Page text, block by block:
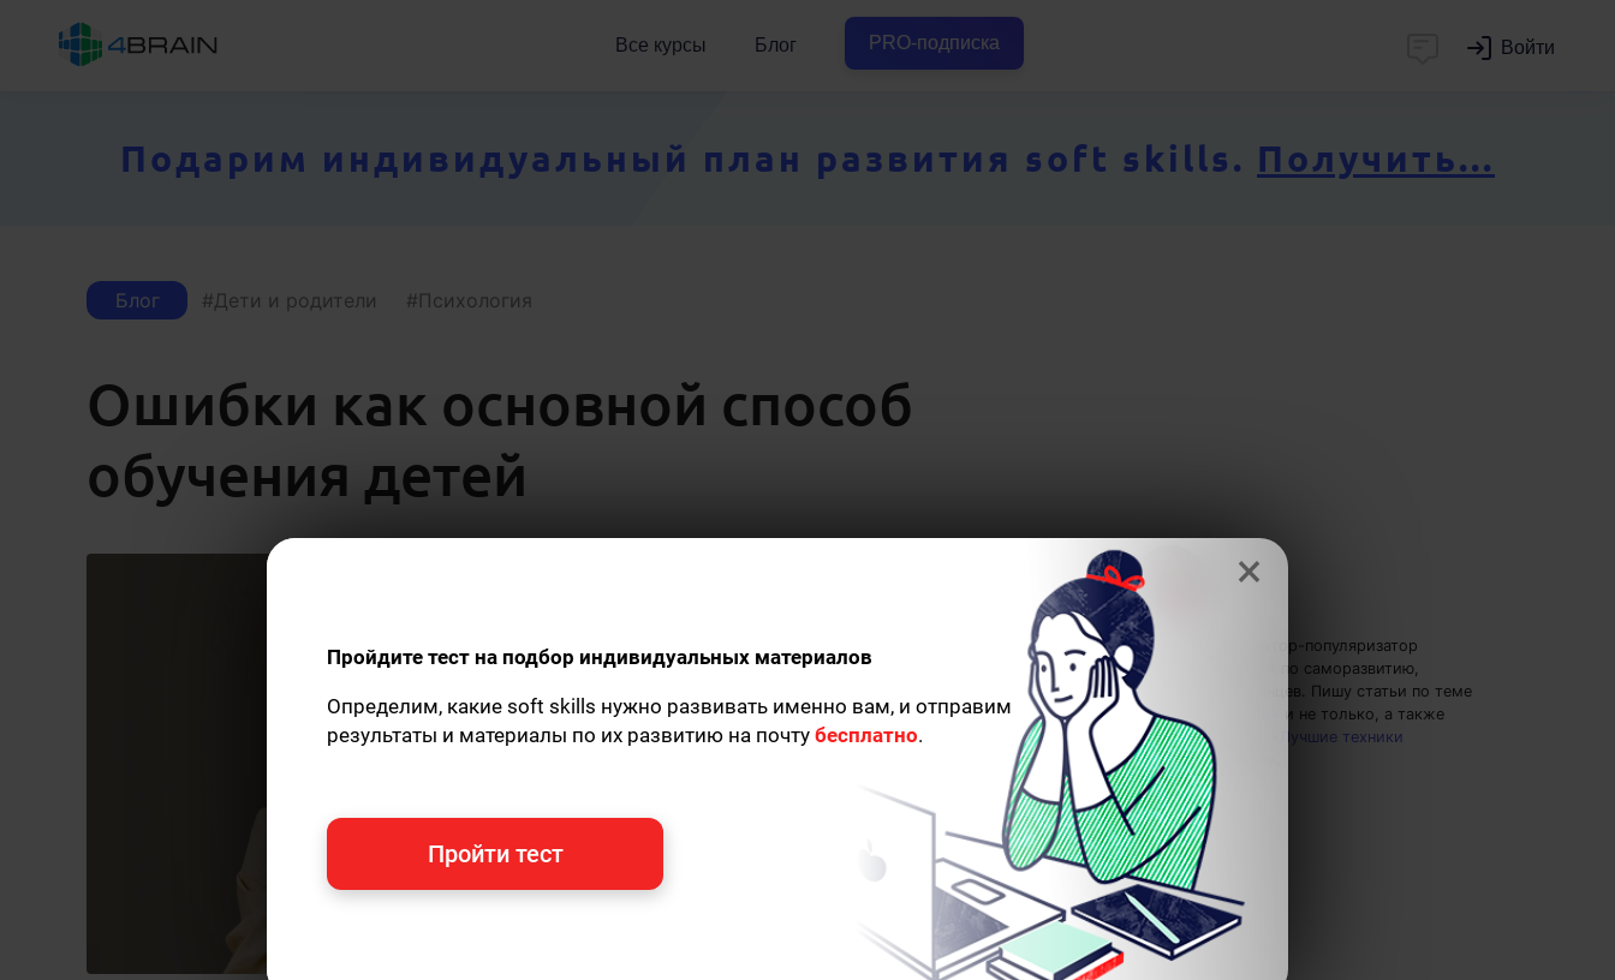
Все курсы Блог PRO-подписка Войти
Подарим индивидуальный план развития soft skills. Получить...
Блог Дети и родители Психология
Ошибки как основной способ
обучения детей
Елена Ланта
— автор-популяризатор
экспертных знаний по саморазвитию,
преподаватель танцев. Пишу статьи по теме
«Дети и родители»
и не только, а также
рекомендую курс
«Лучшие техники
самообразования»
×
Пройдите тест на подбор индивидуальных материалов
Определим, какие soft skills нужно развивать именно вам, и отправим
результаты и материалы по их развитию на почту бесплатно.
Пройти тест